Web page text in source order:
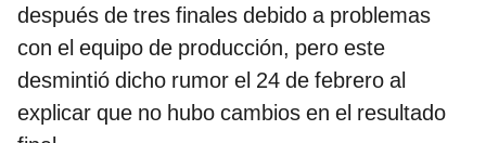
después de tres finales debido a problemas
con el equipo de producción, pero este
desmintió dicho rumor el 24 de febrero al
explicar que no hubo cambios en el resultado